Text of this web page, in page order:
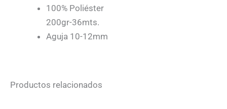
100% Poliéster
200gr-36mts.
Aguja 10-12mm
Productos relacionados